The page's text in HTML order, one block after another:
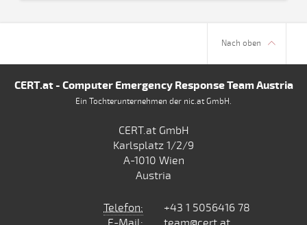
Nach oben
CERT.at - Computer Emergency Response Team Austria
Ein Tochterunternehmen der nic.at GmbH.
CERT.at GmbH
Karlsplatz 1/2/9
A-1010 Wien
Austria
Telefon:
+43 1 5056416 78